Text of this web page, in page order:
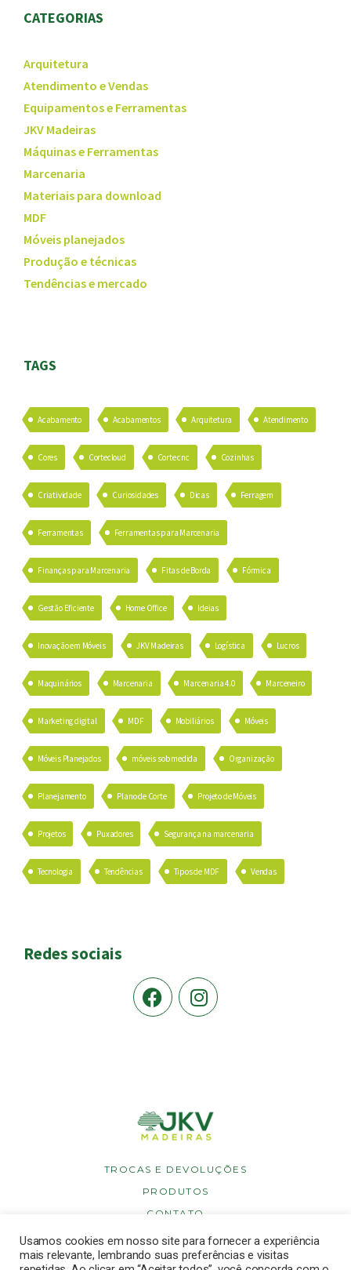
CATEGORIAS
Arquitetura
Atendimento e Vendas
Equipamentos e Ferramentas
JKV Madeiras
Máquinas e Ferramentas
Marcenaria
Materiais para download
MDF
Móveis planejados
Produção e técnicas
Tendências e mercado
TAGS
Acabamento Acabamentos Arquitetura Atendimento
Cores Cortecloud Corte cnc Cozinhas
Criatividade Curiosidades Dicas Ferragem
Ferramentas Ferramentas para Marcenaria
Finanças para Marcenaria Fitas de Borda Fórmica
Gestão Eficiente Home Office Ideias
Inovação em Móveis JKV Madeiras Logística Lucros
Maquinários Marcenaria Marcenaria 4.0 Marceneiro
Marketing digital MDF Mobiliários Móveis
Móveis Planejados móveis sob medida Organização
Planejamento Plano de Corte Projeto de Móveis
Projetos Puxadores Segurança na marcenaria
Tecnologia Tendências Tipos de MDF Vendas
Redes sociais
TROCAS E DEVOLUÇÕES
PRODUTOS
CONTATO
POLÍTICA DE PRIVACIDADE
POLÍTICA DE COOKIES
Usamos cookies em nosso site para fornecer a experiência
mais relevante, lembrando suas preferências e visitas